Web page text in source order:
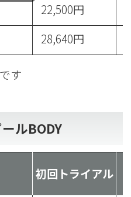
22,500円
28,640円
す
ルBODY
初回トライアル